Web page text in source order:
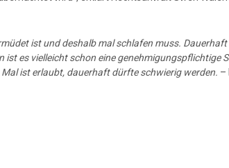
ist und deshalb mal schlafen muss.
es vielleicht schon eine genehmigungspflichtige
ist erlaubt, dauerhaft dürfte schwierig werden. –